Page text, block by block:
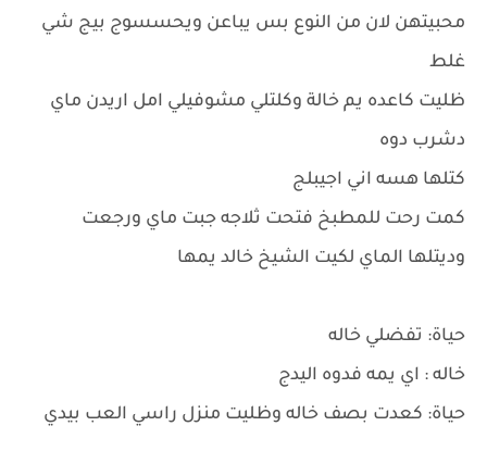
محبيتهن لان من النوع بس يباعن ويحسسوج بيج شي
غلط
ظليت كاعده يم خالة وكلتلي مشوفيلي امل اريدن ماي
دشرب دوه
كتلها هسه اني اجيبلج
كمت رحت للمطبخ فتحت ثلاجه جبت ماي ورجعت
وديتلها الماي لكيت الشيخ خالد يمها
حياة: تفضلي خاله
خاله : اي يمه فدوه اليدج
حياة: كعدت بصف خاله وظليت منزل راسي العب بيدي